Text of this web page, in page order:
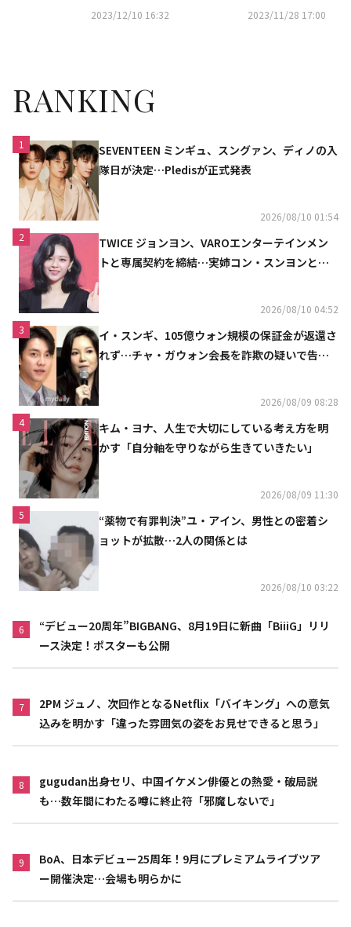
映画「母とわたしの３日間」舞
2023/12/10 16:32
しの３日間」の家族愛に感
2023/11/28 17:00
RANKING
1
SEVENTEEN ミンギュ、スングァン、ディノの入
隊日が決定…Pledisが正式発表
2026/08/10 01:54
2
TWICE ジョンヨン、VAROエンターテインメン
トと専属契約を締結…実姉コン・スンヨンと同
2026/08/10 04:52
3
イ・スンギ、105億ウォン規模の保証金が返還さ
れず…チャ・ガウォン会長を詐欺の疑いで告訴
2026/08/09 08:28
4
キム・ヨナ、人生で大切にしている考え方を明
かす「自分軸を守りながら生きていきたい」
2026/08/09 11:30
5
“薬物で有罪判決”ユ・アイン、男性との密着シ
ョットが拡散…2人の関係とは
2026/08/10 03:22
6
“デビュー20周年”BIGBANG、8月19日に新曲「BiiiG」リリ
ース決定！ポスターも公開
7
2PM ジュノ、次回作となるNetflix「バイキング」への意気
込みを明かす「違った雰囲気の姿をお見せできると思う」
8
gugudan出身セリ、中国イケメン俳優との熱愛・破局説
も…数年間にわたる噂に終止符「邪魔しないで」
9
BoA、日本デビュー25周年！9月にプレミアムライブツア
ー開催決定…会場も明らかに